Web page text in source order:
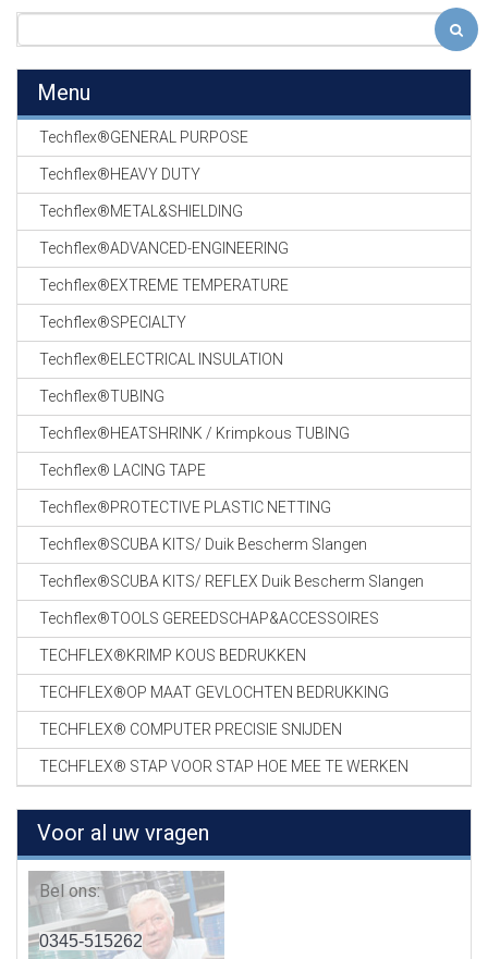
Menu
Techflex®GENERAL PURPOSE
Techflex®HEAVY DUTY
Techflex®METAL&SHIELDING
Techflex®ADVANCED-ENGINEERING
Techflex®EXTREME TEMPERATURE
Techflex®SPECIALTY
Techflex®ELECTRICAL INSULATION
Techflex®TUBING
Techflex®HEATSHRINK / Krimpkous TUBING
Techflex® LACING TAPE
Techflex®PROTECTIVE PLASTIC NETTING
Techflex®SCUBA KITS/ Duik Bescherm Slangen
Techflex®SCUBA KITS/ REFLEX Duik Bescherm Slangen
Techflex®TOOLS GEREEDSCHAP&ACCESSOIRES
TECHFLEX®KRIMP KOUS BEDRUKKEN
TECHFLEX®OP MAAT GEVLOCHTEN BEDRUKKING
TECHFLEX® COMPUTER PRECISIE SNIJDEN
TECHFLEX® STAP VOOR STAP HOE MEE TE WERKEN
Voor al uw vragen
Bel ons:
0345-515262